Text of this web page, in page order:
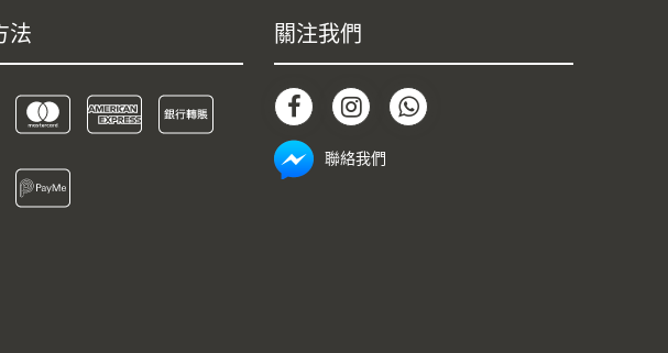
法 關注我們
聯絡我們